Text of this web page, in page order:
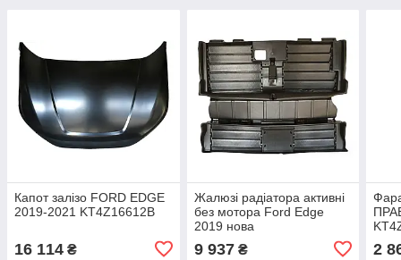
Капот залізо FORD EDGE
2019-2021 KT4Z16612B
16 114 ₴
Жалюзі радіатора активні
без мотора Ford Edge
2019 нова
9 937₴ 2